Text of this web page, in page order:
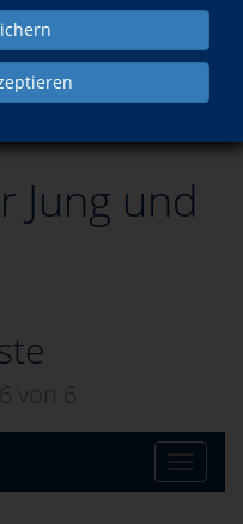
Jung und
6 von 6
Toggle